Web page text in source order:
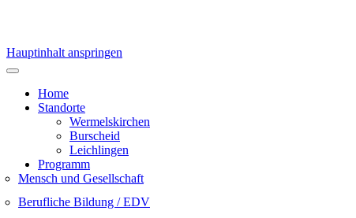
Hauptinhalt anspringen
Home
Standorte
Wermelskirchen
Burscheid
Leichlingen
Programm
Mensch und Gesellschaft
Berufliche Bildung / EDV